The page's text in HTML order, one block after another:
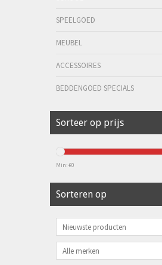
SPEELGOED
MEUBEL
ACCESSOIRES
BEDDENGOED SPECIALS
Sorteer op prijs
Min: €0
Sorteren op